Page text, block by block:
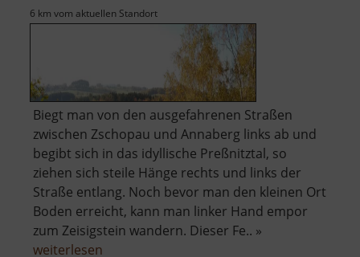
6 km vom aktuellen Standort
Biegt man von den ausgefahrenen Straßen
zwischen Zschopau und Annaberg links ab und
begibt sich in das idyllische Preßnitztal, so
ziehen sich steile Hänge rechts und links der
Straße entlang. Noch bevor man den kleinen Ort
Boden erreicht, kann man linker Hand empor
zum Zeisigstein wandern. Dieser Fe.. »
weiterlesen